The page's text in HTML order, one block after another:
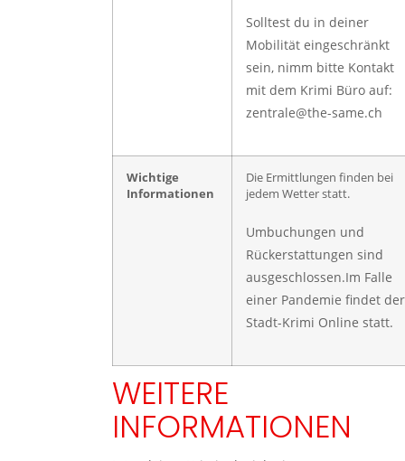
Solltest du in deiner
Mobilität eingeschränkt
sein, nimm bitte Kontakt
mit dem Krimi Büro auf:
zentrale@the-same.ch
Wichtige
Informationen
Die Ermittlungen finden bei
jedem Wetter statt.
Umbuchungen und
Rückerstattungen sind
ausgeschlossen.Im Falle
einer Pandemie findet der
Stadt-Krimi Online statt.
WEITERE
INFORMATIONEN